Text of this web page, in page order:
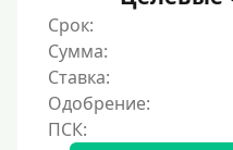
Срок:
Сумма:
Ставка:
Одобрение: